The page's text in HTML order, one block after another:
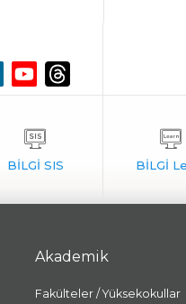
Akademik
Fakülteler / Yüksekokullar